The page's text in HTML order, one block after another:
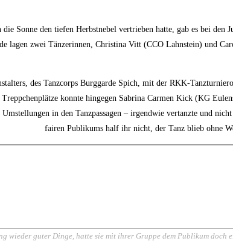
die Sonne den tiefen Herbstnebel vertrieben hatte, gab es bei
lagen zwei Tänzerinnen, Christina Vitt (CCO Lahnstein) und
des Tanzcorps Burggarde Spich, mit der RKK-
konnte hingegen Sabrina Carmen Kick (KG
in den Tanzpassagen – irgendwie vertanzte und
fairen Publikums half ihr nicht, der Tanz blieb ohne
wieder guter Dinge, hatte sie mit ihrer Gruppe dem Publikum doch